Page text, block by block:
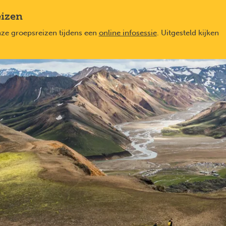
groepsreizen tijdens een online infosessie. Uitgesteld kijken